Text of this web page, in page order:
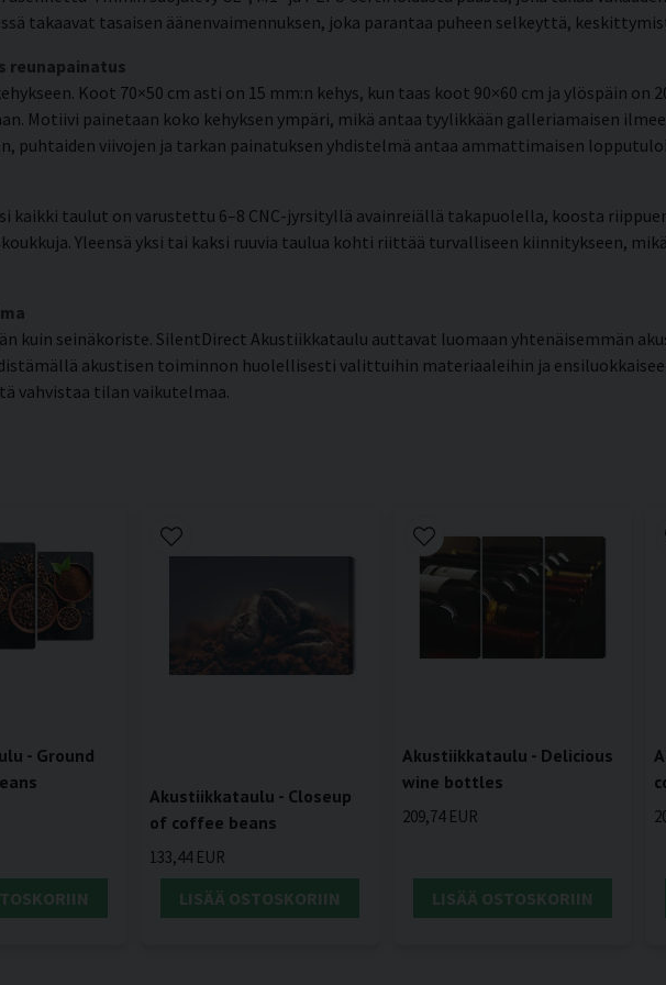
takaavat tasaisen äänenvaimennuksen, joka parantaa puheen selkeyttä,
reunapainatus
Koot 70×50 cm asti on 15 mm:n kehys, kun taas koot 90×60 cm ja ylöspäin on
Motiivi painetaan koko kehyksen ympäri, mikä antaa tyylikkään galleriamaisen
puhtaiden viivojen ja tarkan painatuksen yhdistelmä antaa ammattimaisen
kaikki taulut on varustettu 6–8 CNC-jyrsityllä avainreiällä takapuolella, koosta
Yleensä yksi tai kaksi ruuvia taulua kohti riittää turvalliseen kiinnitykseen,
kuin seinäkoriste. SilentDirect Akustiikkataulu auttavat luomaan yhtenäisemmän
akustisen toiminnon huolellisesti valittuihin materiaaleihin ja
vahvistaa tilan vaikutelmaa.
- Ground
Akustiikkataulu - Closeup
of coffee beans
133,44 EUR
LISÄÄ OSTOSKORIIN
Akustiikkataulu - Delicious
wine bottles
209,74 EUR
LISÄÄ OSTOSKORIIN